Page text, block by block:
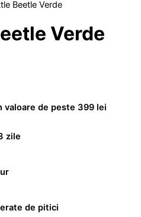
Beetle Verde
Verde
valoare de peste 399 lei
zile
de pitici